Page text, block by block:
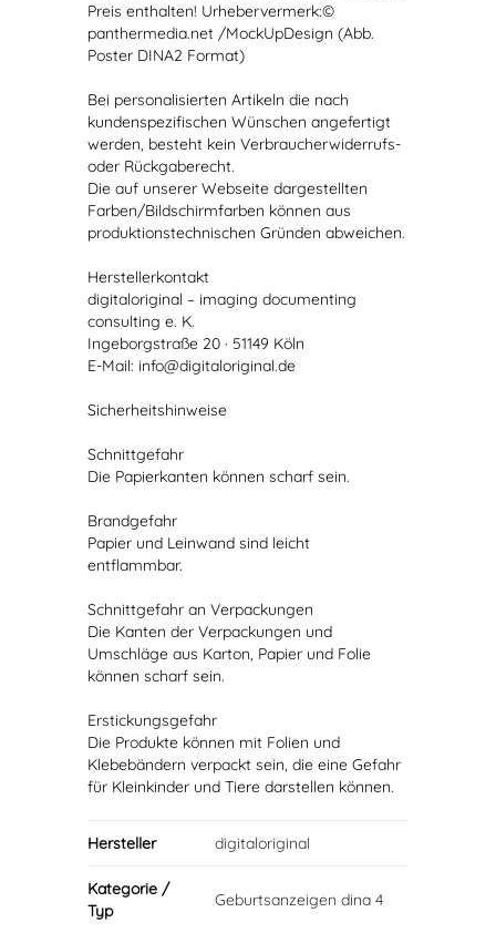
Preis enthalten! Urhebervermerk:©
panthermedia.net /MockUpDesign (Abb.
Poster DINA2 Format)
Bei personalisierten Artikeln die nach
kundenspezifischen Wünschen angefertigt
werden, besteht kein Verbraucherwiderrufs-
oder Rückgaberecht.
Die auf unserer Webseite dargestellten
Farben/Bildschirmfarben können aus
produktionstechnischen Gründen abweichen.
Herstellerkontakt
digitaloriginal – imaging documenting
consulting e. K.
Ingeborgstraße 20 · 51149 Köln
E-Mail: info@digitaloriginal.de
Sicherheitshinweise
Schnittgefahr
Die Papierkanten können scharf sein.
Brandgefahr
Papier und Leinwand sind leicht
entflammbar.
Schnittgefahr an Verpackungen
Die Kanten der Verpackungen und
Umschläge aus Karton, Papier und Folie
können scharf sein.
Erstickungsgefahr
Die Produkte können mit Folien und
Klebebändern verpackt sein, die eine Gefahr
für Kleinkinder und Tiere darstellen können.
Hersteller digitaloriginal
Kategorie /
Typ
Geburtsanzeigen dina 4